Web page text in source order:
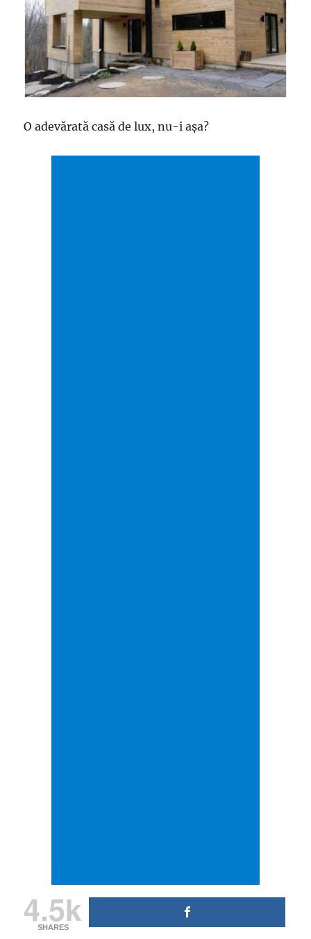
O adevărată casă de lux, nu-i aşa?
4.5k
SHARES